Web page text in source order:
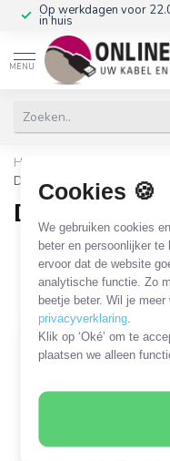
Cookies 🍪
We gebruiken cookies
beter en persoonlijker
ervoor dat de website
analytische functie. Zo
beetje beter. Wil je
privacyverklaring
Klik op ‘Oké’ om te
plaatsen we alleen
Op werkdagen voor
in huis
MENU
Home
DAB+ radio
DAB+ radio
1 PRODUCT
Filters